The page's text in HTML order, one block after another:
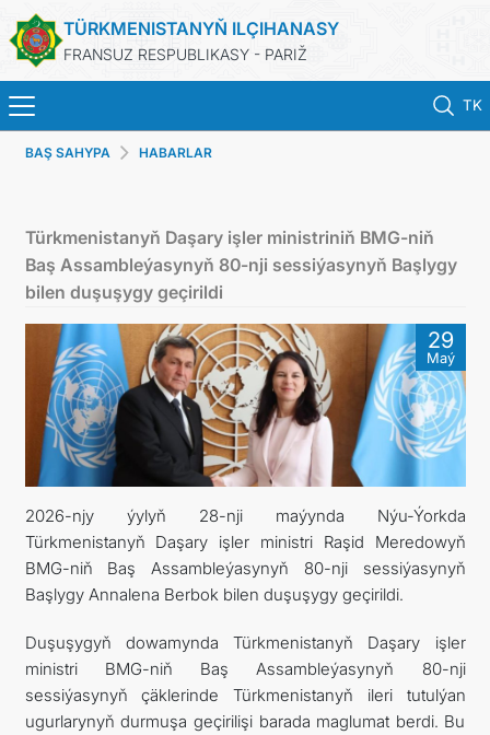
TÜRKMENISTANYŇ ILÇIHANASY
FRANSUZ RESPUBLIKASY - PARIŽ
TK
BAŞ SAHYPA
TÜRKMENISTAN
KONSULLYK HYZMATLARY
DIM
ARAGATNAŞYK
BAŞ SAHYPA HABARLAR
Türkmenistanyň Daşary işler ministriniň BMG-niň
Baş Assambleýasynyň 80-nji sessiýasynyň Başlygy
bilen duşuşygy geçirildi
29
Maý
2026-njy ýylyň 28-nji maýynda Nýu-Ýorkda
Türkmenistanyň Daşary işler ministri Raşid Meredowyň
BMG-niň Baş Assambleýasynyň 80-nji sessiýasynyň
Başlygy Annalena Berbok bilen duşuşygy geçirildi.
Duşuşygyň dowamynda Türkmenistanyň Daşary işler
ministri BMG-niň Baş Assambleýasynyň 80-nji
sessiýasynyň çäklerinde Türkmenistanyň ileri tutulýan
ugurlarynyň durmuşa geçirilişi barada maglumat berdi. Bu